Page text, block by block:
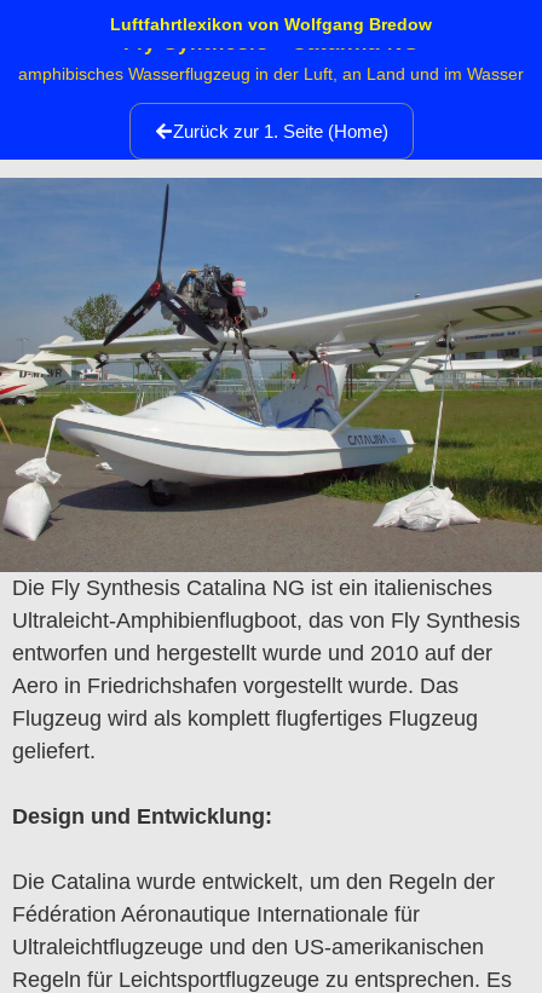
Luftfahrtlexikon von Wolfgang Bredow
Fly Synthesis - Catalina NG
amphibisches Wasserflugzeug in der Luft, an Land und im Wasser
Zurück zur 1. Seite (Home)
Die Fly Synthesis Catalina NG ist ein italienisches
Ultraleicht-Amphibienflugboot, das von Fly Synthesis
entworfen und hergestellt wurde und 2010 auf der
Aero in Friedrichshafen vorgestellt wurde. Das
Flugzeug wird als komplett flugfertiges Flugzeug
geliefert.
Design und Entwicklung:
Die Catalina wurde entwickelt, um den Regeln der
Fédération Aéronautique Internationale für
Ultraleichtflugzeuge und den US-amerikanischen
Regeln für Leichtsportflugzeuge zu entsprechen. Es